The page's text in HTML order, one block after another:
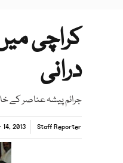
کراچی
درانی
جرائم پیشہ عناصر کے
Staff Reporter
2013